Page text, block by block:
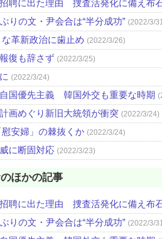
招聘に出た理由 捜査活発化に備え布
りの文・尹会合は“半分成功” (2022/3/
革新政治に歯止め (2022/3/26)
復も辞さず (2022/3/25)
(2022/3/24)
自国優先主義 韓国外交も重要な時期
画めぐり新旧大統領が衝突 (2022/3/24)
安婦」の棘抜くか (2022/3/24)
に断固対応 (2022/3/23)
ほかの記事
招聘に出た理由 捜査活発化に備え布
りの文・尹会合は“半分成功” (2022/3/